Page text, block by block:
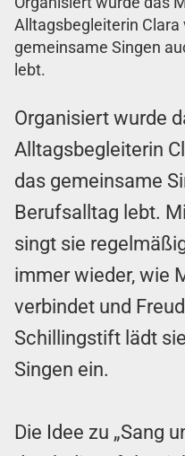
Alltagsbegleiterin Clara
gemeinsame Singen
lebt.
Organisiert wurde
Alltagsbegleiterin
das gemeinsame
Berufsalltag lebt.
singt sie
immer wieder, wie
verbindet und
Schillingstift lädt
Singen ein.
Die Idee zu „Sang